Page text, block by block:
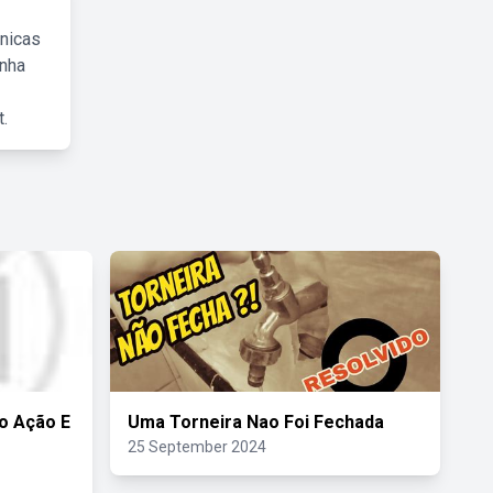
Ação E Uma Torneira Nao Foi Fechada
25 September 2024